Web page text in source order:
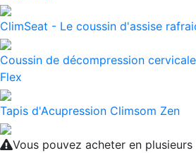
ClimSeat - Le coussin d'assise
Coussin de décompression
Flex
Tapis d'Acupression Climsom Zen
Vous pouvez acheter en